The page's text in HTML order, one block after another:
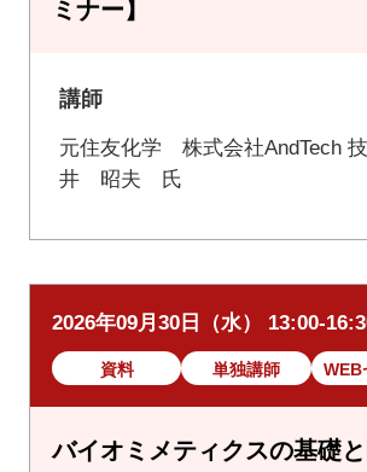
ミナー】
講師
元住友化学 株式会社AndTech
井 昭夫 氏
2026年09月30日（水） 13:00-
資料 単独講師 WEB
バイオミメティクスの基礎